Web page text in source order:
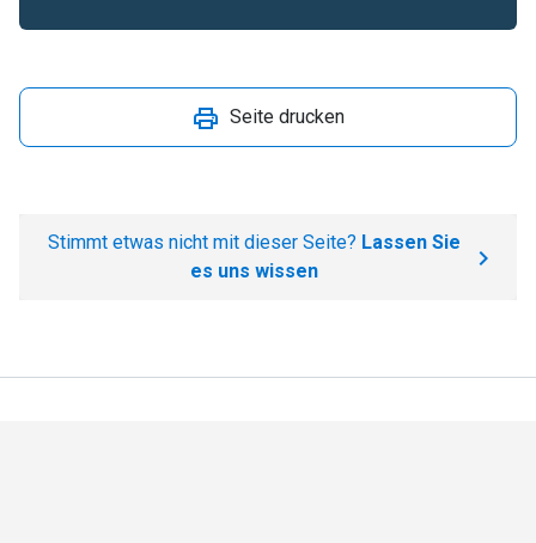
Seite drucken
Stimmt etwas nicht mit dieser Seite? Lassen Sie
es uns wissen